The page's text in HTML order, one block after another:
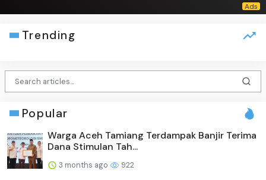
Trending
Popular
Warga Aceh Tamiang Terdampak Banjir Terima
Dana Stimulan Tah...
3 months ago 922